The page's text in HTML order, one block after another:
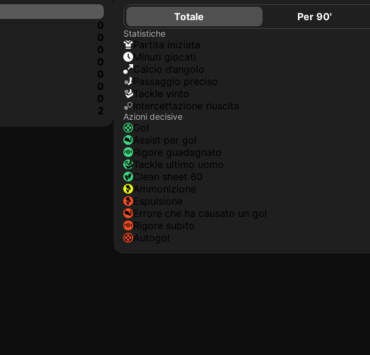
0
0
0
0
0
0
0
2
Totale Per 90'
Statistiche
Partita iniziata
Minuti giocati
Calcio d’angolo
Passaggio preciso
Tackle vinto
Intercettazione riuscita
Azioni decisive
Gol
Assist per gol
Rigore guadagnato
Tackle ultimo uomo
clean sheet 60
Ammonizione
Espulsione
Errore che ha causato un gol
Rigore subito
Autogol